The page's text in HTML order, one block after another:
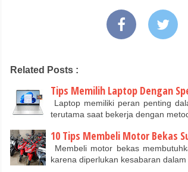
Related Posts :
Tips Memilih Laptop Dengan
Laptop memiliki peran penting
terutama saat bekerja dengan
10 Tips Membeli Motor Bekas
Membeli motor bekas
karena diperlukan kesabaran